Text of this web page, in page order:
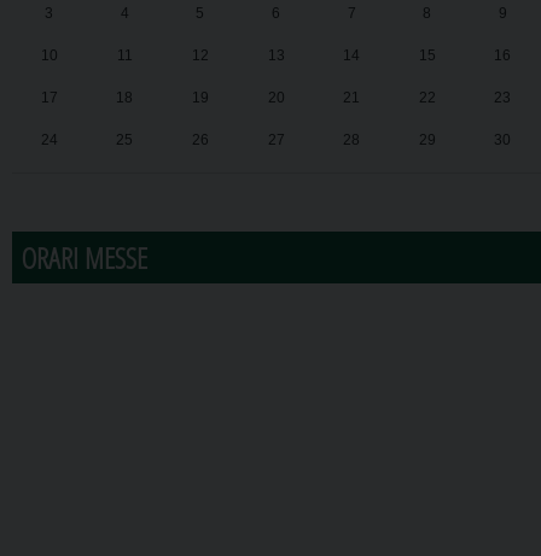
3 4 5 6 7 8 9
10 11 12 13 14 15 16
17 18 19 20 21 22 23
24 25 26 27 28 29 30
ORARI MESSE